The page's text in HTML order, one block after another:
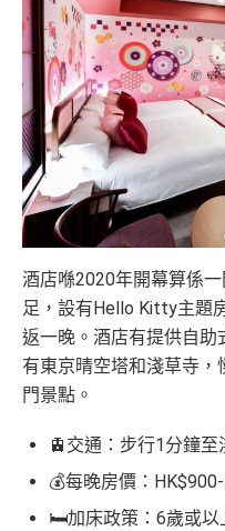
酒店喺2020年開幕算係
足，設有Hello Kitty主題
返一晚。酒店有提供自助
有東京晴空塔和淺草寺
門景點。
🚊交通：步行1分鐘至
💰每晚房價：
🛏️加床政策：6歲或以